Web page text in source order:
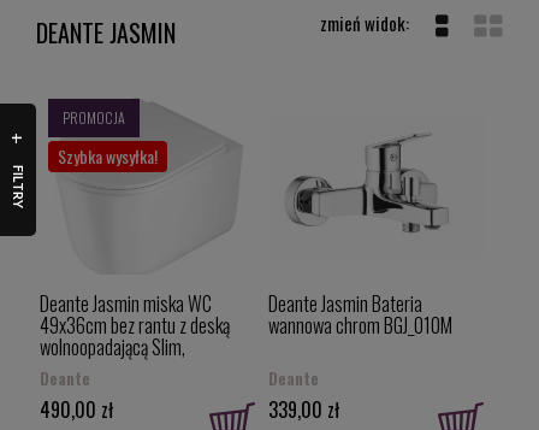
DEANTE JASMIN
Deante Jasmin miska WC
49x36cm bez rantu z deską
wolnoopadającą Slim,
spłukiwanie wirowe kolor biały
CDJD6ZPW
Deante
490,00 zł
PROMOCJA
Szybka wysyłka!
Deante Jasmin Bateria
wannowa chrom BGJ_010M
Deante
339,00 zł
FILTRY